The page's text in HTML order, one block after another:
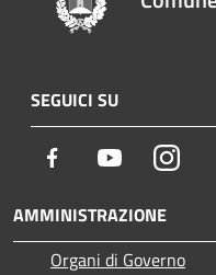
SEGUICI SU
Facebook Youtube
AMMINISTRAZIONE
Organi di Governo